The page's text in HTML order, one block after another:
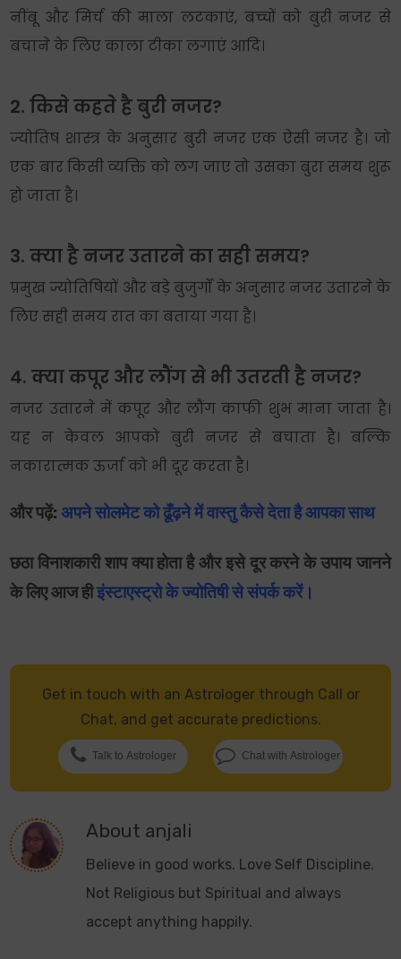
नींबू और मिर्च की माला लटकाएं, बच्चों को बुरी नजर से
बचाने के लिए काला टीका लगाएं आदि।
2. किसे कहते है बुरी नजर?
ज्योतिष शास्त्र के अनुसार बुरी नजर एक ऐसी नजर है। जो
एक बार किसी व्यक्ति को लग जाए तो उसका बुरा समय शुरू
हो जाता है।
3. क्या है नजर उतारने का सही समय?
प्रमुख ज्योतिषियों और बड़े बुजुर्गों के अनुसार नजर उतारने के
लिए सही समय रात का बताया गया है।
4. क्या कपूर और लौंग से भी उतरती है नजर?
नजर उतारने में कपूर और लौंग काफी शुभ माना जाता है।
यह न केवल आपको बुरी नजर से बचाता है। बल्कि
नकारात्मक ऊर्जा को भी दूर करता है।
और पढ़ें: अपने सोलमेट को ढूँढ़ने में वास्तु कैसे देता है आपका साथ
छठा विनाशकारी शाप क्या होता है और इसे दूर करने के उपाय जानने
के लिए आज हीइंस्टाएस्ट्रो के ज्योतिषी से संपर्क करें।
Get in touch with an Astrologer through Call or
Chat, and get accurate predictions.
Talk to Astrologer Chat with Astrologer
About anjali
Believe in good works. Love Self Discipline.
Not Religious but Spiritual and always
accept anything happily.